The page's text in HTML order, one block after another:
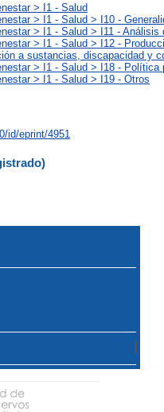
> I1 - Salud
> I1 - Salud > I10 -
> I1 - Salud > I11 -
> I1 - Salud > I12 -
a sustancias, discapacidad y
> I1 - Salud > I18 -
> I1 - Salud > I19 - Otros
id/eprint/4951